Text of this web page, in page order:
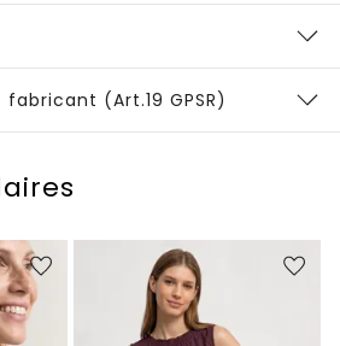
(Art.19 GPSR)